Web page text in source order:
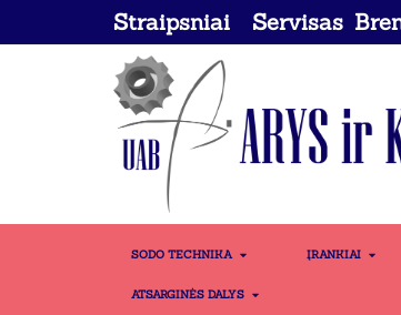
Straipsniai Servisas
SODO TECHNIKA ĮRANKIAI
ATSARGINĖS DALYS